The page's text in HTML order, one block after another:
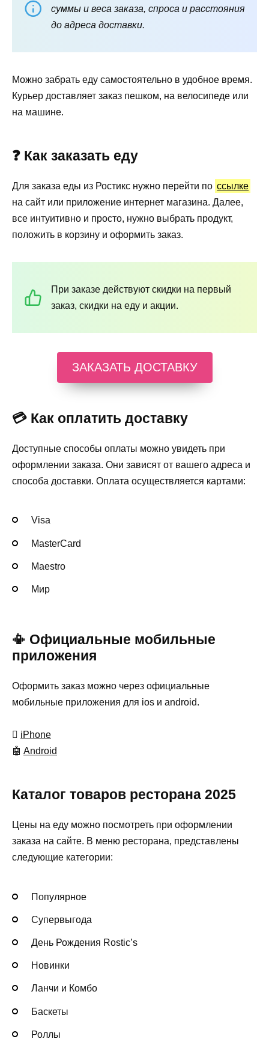
суммы и веса заказа, спроса и расстояния
до адреса доставки.
Можно забрать еду самостоятельно в удобное время.
Курьер доставляет заказ пешком, на велосипеде или
на машине.
❓ Как заказать еду
Для заказа еды из Ростикс нужно перейти по ссылке
на сайт или приложение интернет магазина. Далее,
все интуитивно и просто, нужно выбрать продукт,
положить в корзину и оформить заказ.
При заказе действуют скидки на первый
заказ, скидки на еду и акции.
ЗАКАЗАТЬ ДОСТАВКУ
💳 Как оплатить доставку
Доступные способы оплаты можно увидеть при
оформлении заказа. Они зависят от вашего адреса и
способа доставки. Оплата осуществляется картами:
Visa
MasterСard
Maestro
Мир
📳 Официальные мобильные
приложения
Оформить заказ можно через официальные
мобильные приложения для ios и android.
 iPhone
🤖 Android
Каталог товаров ресторана 2025
Цены на еду можно посмотреть при оформлении
заказа на сайте. В меню ресторана, представлены
следующие категории:
Популярное
Супервыгода
День Рождения Rostic’s
Новинки
Ланчи и Комбо
Баскеты
Роллы